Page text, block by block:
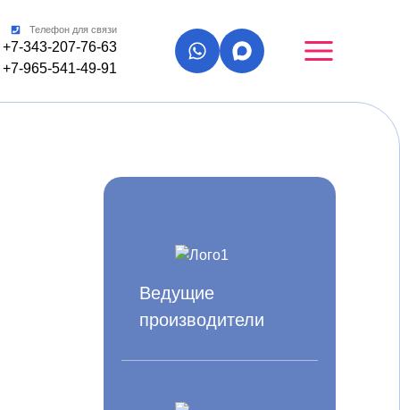
Телефон для связи
+7-343-207-76-63
+7-965-541-49-91
Ведущие
производители